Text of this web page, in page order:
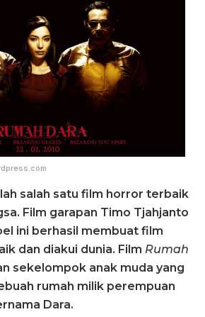
salah satu film horror terbaik
Film garapan Timo Tjahjanto
ini berhasil membuat film
dan diakui dunia. Film Rumah
sekelompok anak muda yang
rumah milik perempuan
Dara.